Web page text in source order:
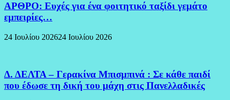
ΑΡΘΡΟ: Ευχές για ένα φοιτητικό ταξίδι γεμάτο
εμπειρίες…
24 Ιουλίου 202624 Ιουλίου 2026
Δ. ΔΕΛΤΑ – Γερακίνα Μπισμπινά : Σε κάθε παιδί
που έδωσε τη δική του μάχη στις Πανελλαδικές